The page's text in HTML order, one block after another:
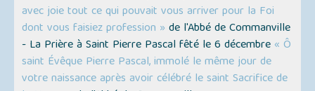
avec joie tout ce qui pouvait vous arriver pour la Foi
dont vous faisiez profession » de l'Abbé de Commanville
- La Prière à Saint Pierre Pascal fêté le 6 décembre « Ô
saint Évêque Pierre Pascal, immolé le même jour de
votre naissance après avoir célébré le saint Sacrifice de